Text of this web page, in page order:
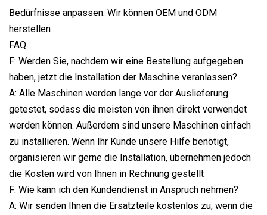
Bedürfnisse anpassen. Wir können OEM und ODM
herstellen
FAQ
F: Werden Sie, nachdem wir eine Bestellung aufgegeben
haben, jetzt die Installation der Maschine veranlassen?
A: Alle Maschinen werden lange vor der Auslieferung
getestet, sodass die meisten von ihnen direkt verwendet
werden können. Außerdem sind unsere Maschinen einfach
zu installieren. Wenn Ihr Kunde unsere Hilfe benötigt,
organisieren wir gerne die Installation, übernehmen jedoch
die Kosten wird von Ihnen in Rechnung gestellt
F: Wie kann ich den Kundendienst in Anspruch nehmen?
A: Wir senden Ihnen die Ersatzteile kostenlos zu, wenn die